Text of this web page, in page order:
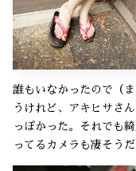
誰もいなかったので（
うけれど、アキヒサさ
っぽかった。それでも
ってるカメラも凄そうだ